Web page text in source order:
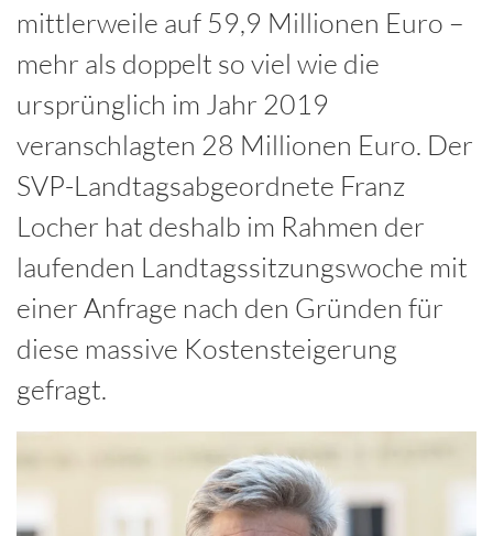
mittlerweile auf 59,9 Millionen Euro –
mehr als doppelt so viel wie die
ursprünglich im Jahr 2019
veranschlagten 28 Millionen Euro. Der
SVP-Landtagsabgeordnete Franz
Locher hat deshalb im Rahmen der
laufenden Landtagssitzungswoche mit
einer Anfrage nach den Gründen für
diese massive Kostensteigerung
gefragt.